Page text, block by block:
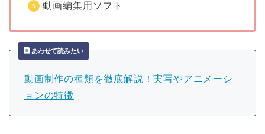
動画編集用ソフト
あわせて読みたい
動画制作の種類を徹底解説！実写やアニメーシ
ョンの特徴